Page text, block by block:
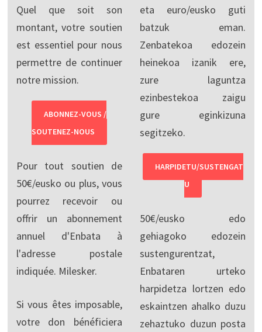
Quel que soit son
montant, votre soutien
est essentiel pour nous
permettre de continuer
notre mission.
ABONNEZ-VOUS /
SOUTENEZ-NOUS
Pour tout soutien de
50€/eusko ou plus, vous
pourrez recevoir ou
offrir un abonnement
annuel d'Enbata à
l'adresse postale
indiquée. Milesker.
Si vous êtes imposable,
votre don bénéficiera
eta euro/eusko guti
batzuk eman.
Zenbatekoa edozein
heinekoa izanik ere,
zure laguntza
ezinbestekoa zaigu
gure eginkizuna
segitzeko.
HARPIDETU/SUSTENGAT
U
50€/eusko edo
gehiagoko edozein
sustengurentzat,
Enbataren urteko
harpidetza lortzen edo
eskaintzen ahalko duzu
zehaztuko duzun posta